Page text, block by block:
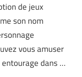
de jeux
son nom
vous amuser
dans …